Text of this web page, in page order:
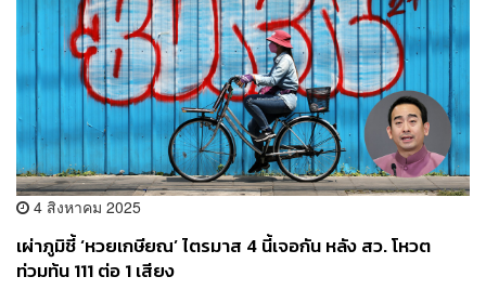
4 สิงหาคม 2025
เผ่าภูมิชี้ ‘หวยเกษียณ’ ไตรมาส 4 นี้เจอกัน หลัง สว. โหวต
ท่วมท้น 111 ต่อ 1 เสียง